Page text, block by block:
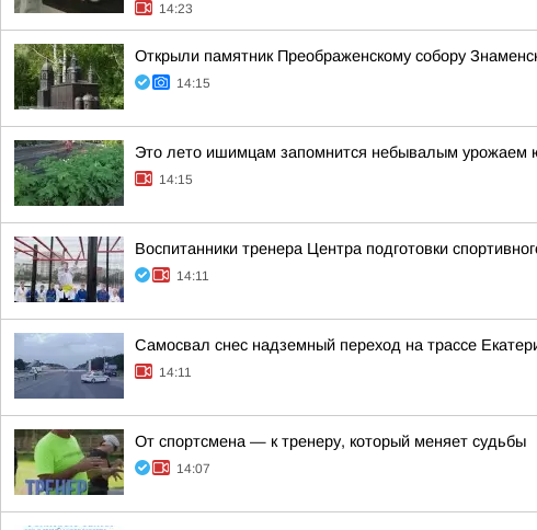
14:23
Открыли памятник Преображенскому собору
14:15
Это лето ишимцам запомнится небывалым урожаем
14:15
Воспитанники тренера Центра подготовки
14:11
Самосвал снес надземный переход на трассе
14:11
От спортсмена — к тренеру, который меняет судьбы
14:07